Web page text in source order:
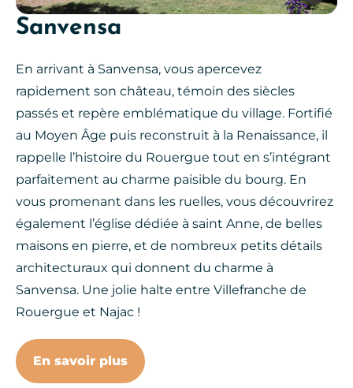
Sanvensa
En arrivant à Sanvensa, vous apercevez
rapidement son château, témoin des siècles
passés et repère emblématique du village. Fortifié
au Moyen Âge puis reconstruit à la Renaissance, il
rappelle l’histoire du Rouergue tout en s’intégrant
parfaitement au charme paisible du bourg. En
vous promenant dans les ruelles, vous découvrirez
également l’église dédiée à saint Anne, de belles
maisons en pierre, et de nombreux petits détails
architecturaux qui donnent du charme à
Sanvensa. Une jolie halte entre Villefranche de
Rouergue et Najac !
En savoir plus